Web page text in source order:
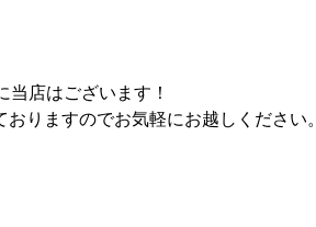
店はございます！
りますのでお気軽にお越しください。